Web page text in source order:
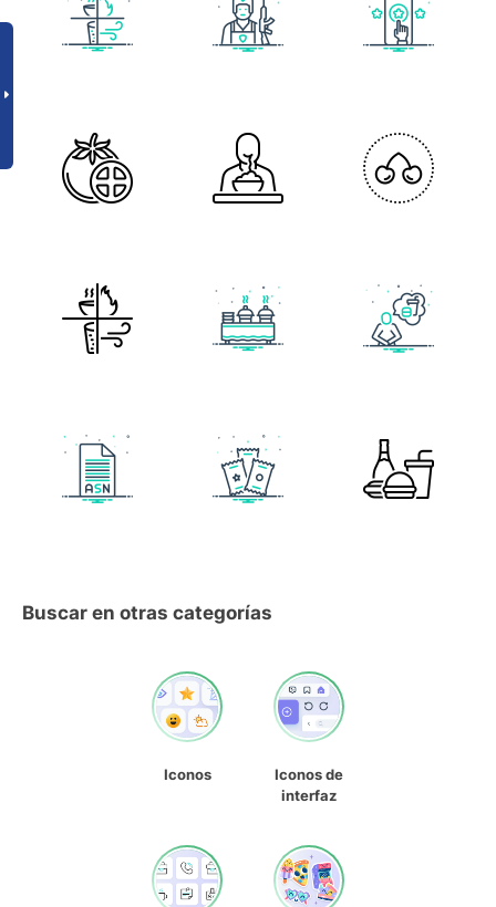
Buscar en otras categorías
Iconos
Iconos de
interfaz